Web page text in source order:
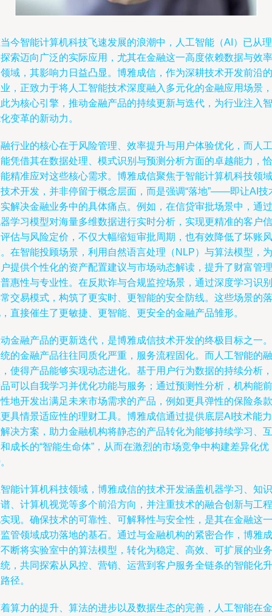
今智能计算机科技飞速发展的浪潮中，人工智能（AI）已从理
索迈向广泛的实际应用，尤其在金融这一高度依赖数据与效率
域，其影响力日益凸显。博雅成信，作为深耕技术开发前沿的
，正致力于将人工智能技术深度融入多元化的金融应用场景，
为核心引擎，推动金融产品的持续更新与迭代，为行业注入智
变革的新动力。
行业的核心在于风险管理、效率提升与用户体验优化，而人工
凭借其在数据处理、模式识别与预测分析方面的卓越能力，恰
精准应对这些核心需求。博雅成信聚焦于智能计算机科技领域
术开发，并非停留于概念层面，而是强调“落地”——即让AI技
解决金融业务中的具体痛点。例如，在信贷审批场景中，通过
学习模型对海量多维数据进行实时分析，实现更精准的客户信
估与风险定价，不仅大幅缩短审批周期，也有效降低了坏账风
在智能投顾场景，利用自然语言处理（NLP）与算法模型，为
提供个性化的资产配置建议与市场动态解读，提升了财富管理
惠性与专业性。在反欺诈与合规监控场景，通过深度学习识别
交易模式，构筑了更实时、更智能的安全防线。这些场景的落
直接催生了更敏捷、更智能、更安全的金融产品雏形。
金融产品的更新迭代，是博雅成信技术开发的终极目标之一。
的金融产品往往同质化严重，服务流程固化。而人工智能的融
使得产品能够实现动态进化。基于用户行为数据的持续分析，
可以自我学习并优化功能与服务；通过预测性分析，机构能前
地开发出满足未来市场需求的产品，例如更具弹性的保险条款
具情景适应性的理财工具。博雅成信通过提供底层AI技术能力
决方案，助力金融机构将静态的产品转化为能够持续学习、互
成长的“智能生命体”，从而在激烈的市场竞争中构建差异化优
能计算机科技领域，博雅成信的技术开发涵盖机器学习、知识
、计算机视觉等多个前沿方向，并注重技术的融合创新与工程
现。确保技术的可靠性、可解释性与安全性，是其在金融这一
管领域成功落地的基石。通过与金融机构的紧密合作，博雅成
断将实验室中的算法模型，转化为稳定、高效、可扩展的业务
，共同探索从风控、营销、运营到客户服务全链条的智能化升
径。
算力的提升、算法的进步以及数据生态的完善，人工智能在金